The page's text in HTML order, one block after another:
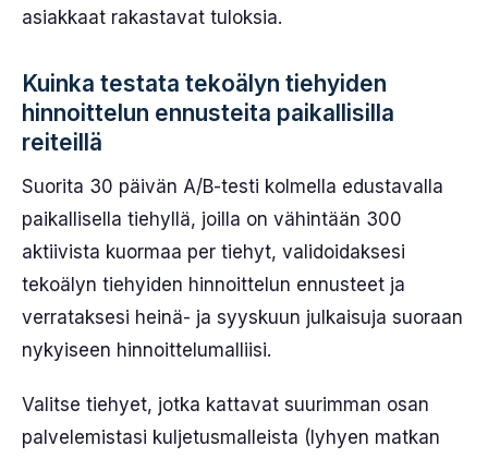
asiakkaat rakastavat tuloksia.
Kuinka testata tekoälyn tiehyiden
hinnoittelun ennusteita paikallisilla
reiteillä
Suorita 30 päivän A/B-testi kolmella edustavalla
paikallisella tiehyllä, joilla on vähintään 300
aktiivista kuormaa per tiehyt, validoidaksesi
tekoälyn tiehyiden hinnoittelun ennusteet ja
verrataksesi heinä- ja syyskuun julkaisuja suoraan
nykyiseen hinnoittelumalliisi.
Valitse tiehyet, jotka kattavat suurimman osan
palvelemistasi kuljetusmalleista (lyhyen matkan